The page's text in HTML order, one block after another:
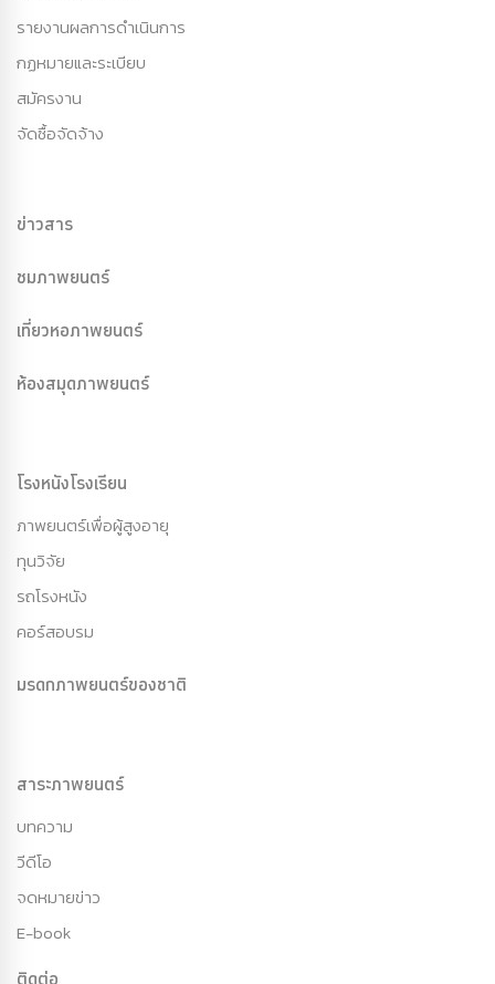
รายงานผลการดำเนินการ
กฏหมายและระเบียบ
สมัครงาน
จัดซื้อจัดจ้าง
ข่าวสาร
ชมภาพยนตร์
เที่ยวหอภาพยนตร์
ห้องสมุดภาพยนตร์
โรงหนังโรงเรียน
ภาพยนตร์เพื่อผู้สูงอายุ
ทุนวิจัย
รถโรงหนัง
คอร์สอบรม
มรดกภาพยนตร์ของชาติ
สาระภาพยนตร์
บทความ
วีดีโอ
จดหมายข่าว
E-book